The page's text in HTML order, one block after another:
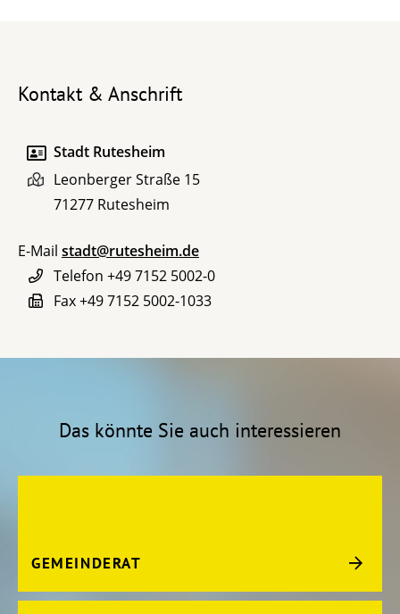
Kontakt & Anschrift
Stadt Rutesheim
Leonberger Straße 15
71277 Rutesheim
E-Mail stadt@rutesheim.de
Telefon +49 7152 5002-0
Fax+49 7152 5002-1033
Das könnte Sie auch interessieren
GEMEINDERAT